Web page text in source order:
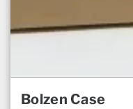
Bolzen Case